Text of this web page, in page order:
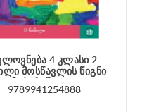
4 კლასი 2
მოსწავლის წიგნი
მაჭარაშვილი
9789941254888